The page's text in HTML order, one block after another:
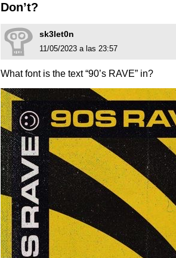
Don’t?
sk3let0n
11/05/2023 a las 23:57
What font is the text “90’s RAVE” in?